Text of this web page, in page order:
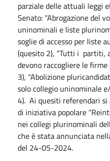
parziale delle attuali leggi
Senato: “Abrogazione del
uninominali e liste
soglie di accesso per liste
(quesito 2), “Tutti i partiti,
devono raccogliere le
3), “Abolizione
solo collegio uninominale
4). Ai quesiti referendari si
di iniziativa popolare
nei collegi plurinominali
che è stata annunciata
del 24-05-2024.